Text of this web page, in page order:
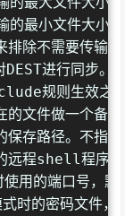
小文件大小。
除不需要传输的
进行同步。多
则生效之后
件做一个备份
路径。不指定
shell程序，
的端口号，默
密码文件，可